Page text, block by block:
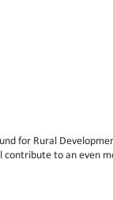
for Rural
to an even